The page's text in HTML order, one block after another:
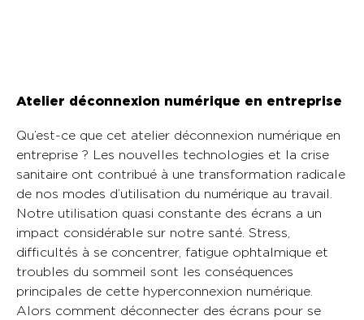
Atelier déconnexion numérique en entreprise
Qu’est-ce que cet atelier déconnexion numérique en
entreprise ? Les nouvelles technologies et la crise
sanitaire ont contribué à une transformation radicale
de nos modes d’utilisation du numérique au travail.
Notre utilisation quasi constante des écrans a un
impact considérable sur notre santé. Stress,
difficultés à se concentrer, fatigue ophtalmique et
troubles du sommeil sont les conséquences
principales de cette hyperconnexion numérique.
Alors comment déconnecter des écrans pour se